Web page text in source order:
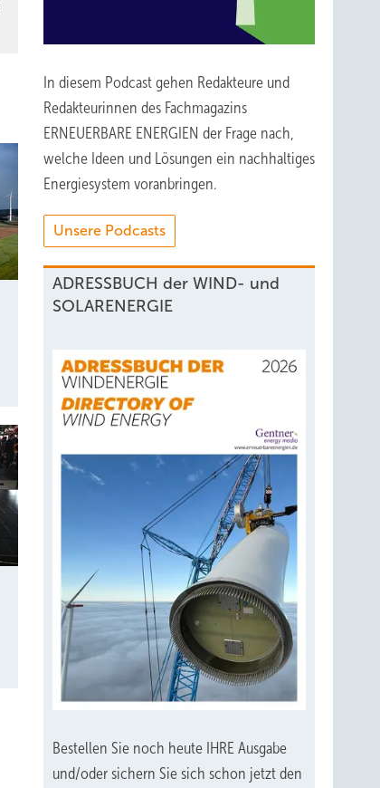
In diesem Podcast gehen Redakteure und
Redakteurinnen des Fachmagazins
ERNEUERBARE ENERGIEN der Frage nach,
welche Ideen und Lösungen ein nachhaltiges
Energiesystem voranbringen.
Unsere Podcasts
ADRESSBUCH der WIND- und
SOLARENERGIE
Bestellen Sie noch heute IHRE Ausgabe
und/oder sichern Sie sich schon jetzt den